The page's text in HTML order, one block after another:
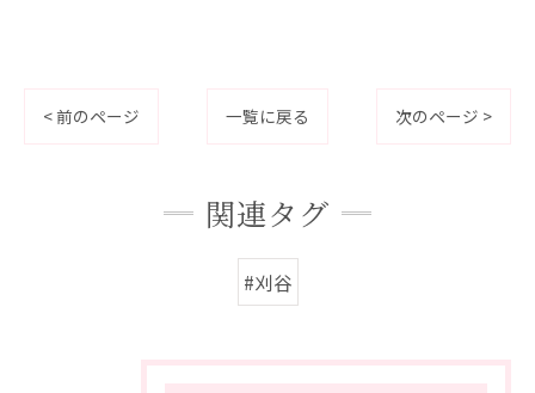
< 前のページ 一覧に戻る 次のページ >
関連タグ
#刈谷